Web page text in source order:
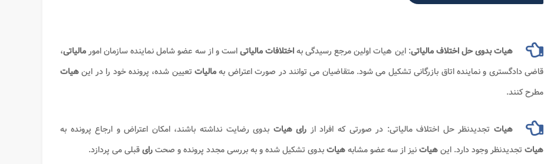
هیات بدوی حل اختلاف مالیاتی: این هیات اولین مرجع رسیدگی بهاختلافات مالیاتیاست و از سه عضو شامل نماینده سازمان امورمالیاتی،
قاضی دادگستری و نماینده اتاق بازرگانی تشکیل می شود. متقاضیان می توانند در صورت اعتراض بهمالیات تعیین شده، پرونده خود را در اینهیات
مطرح کنند.
هیاتتجدیدنظر حل اختلاف مالیاتی: در صورتی که افراد از رای هیات بدوی رضایت نداشته باشند، امکان اعتراض و ارجاع پرونده به
هیات تجدیدنظر وجود دارد. اینهیاتنیز از سه عضو مشابههیاتبدوی تشکیل شده و به بررسی مجدد پرونده و صحترایقبلی می پردازد.